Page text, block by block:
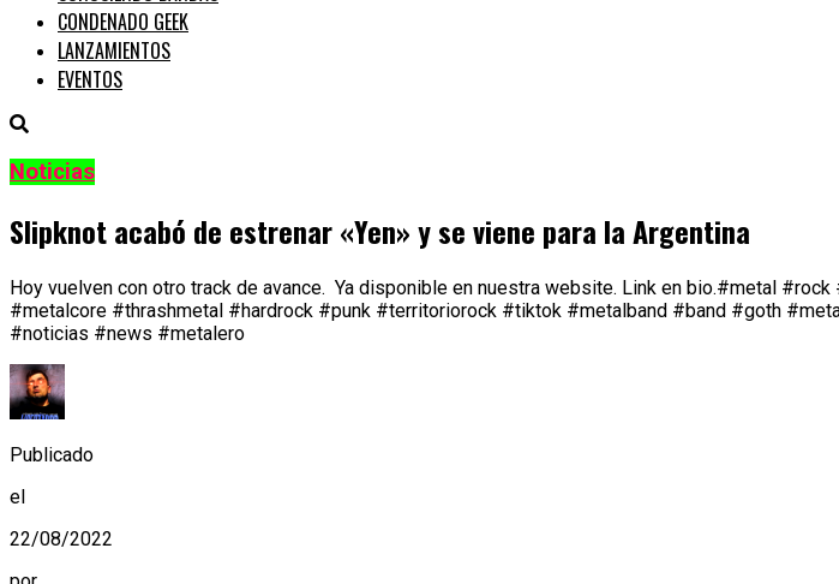
CONDENADO GEEK
LANZAMIENTOS
EVENTOS
Noticias
Slipknot acabó de estrenar «Yen» y se viene para la Argentina
Hoy vuelven con otro track de avance. Ya disponible en nuestra website. Link en bio.#metal
#metalcore #thrashmetal #hardrock #punk #territoriorock #tiktok #metalband #band #goth
#noticias #news #metalero
Publicado
el
22/08/2022